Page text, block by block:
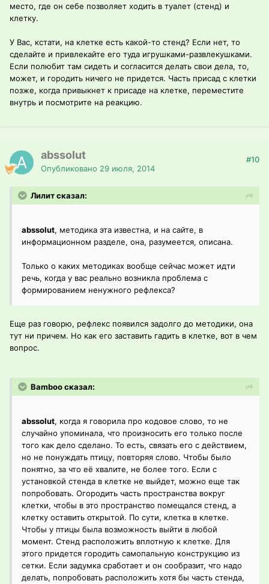
место, где он себе позволяет ходить в туалет (стенд) и
клетку.
У Вас, кстати, на клетке есть какой-то стенд? Если нет, то
сделайте и привлекайте его туда игрушками-развлекушками.
Если полюбит там сидеть и согласится делать свои дела, то,
может, и городить ничего не придется. Часть присад с клетки
позже, когда привыкнет к присаде на клетке, переместите
внутрь и посмотрите на реакцию.
abssolut
Опубликовано 29 июля, 2014
#10
Лилит сказал:
abssolut, методика эта известна, и на сайте, в
информационном разделе, она, разумеется, описана.
Только о каких методиках вообще сейчас может идти
речь, когда у вас реально возникла проблема с
формированием ненужного рефлекса?
Еще раз говорю, рефлекс появился задолго до методики, она
тут ни причем. Но как его заставить гадить в клетке, вот в чем
вопрос.
Bamboo сказал:
abssolut, когда я говорила про кодовое слово, то не
случайно упоминала, что произносить его только после
того как дело сделано. То есть, связать его с действием,
но не понуждать птицу, повторяя слово. Чтобы было
понятно, за что её хвалите, не более того. Если с
установкой стенда в клетке не выйдет, можно еще так
попробовать. Огородить часть пространства вокруг
клетки, чтобы в это пространство помещался стенд, а
клетку оставить открытой. По сути, клетка в клетке.
Чтобы у птицы была возможность выйти в любой
момент. Стенд расположить вплотную к клетке. Для
этого придется городить самопальную конструкцию из
сетки. Если задумка сработает и он сообразит, что надо
делать, попробовать расположить хотя бы часть стенда,